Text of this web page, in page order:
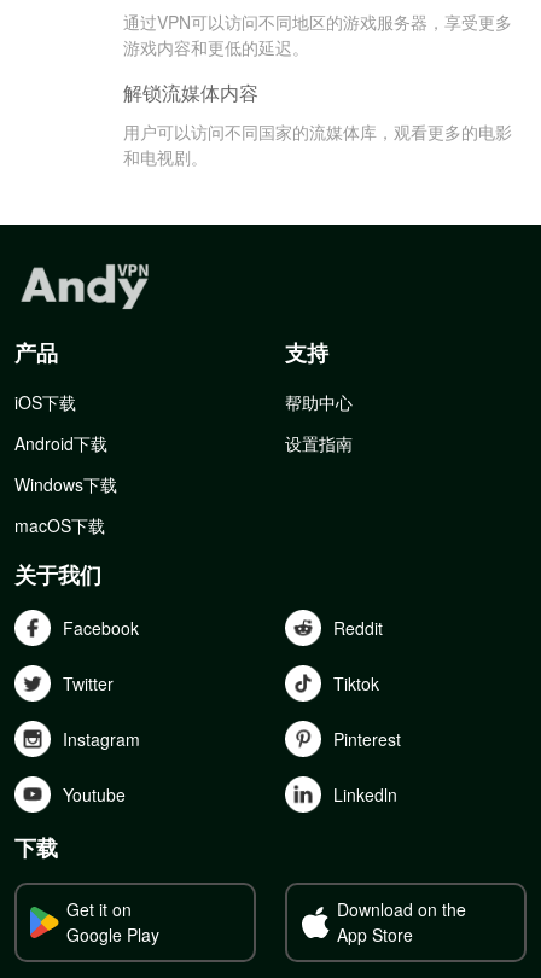
通过VPN可以访问不同地区的游戏服务器，享受更多
游戏内容和更低的延迟。
解锁流媒体内容
用户可以访问不同国家的流媒体库，观看更多的电影
和电视剧。
产品
iOS下载
Android下载
Windows下载
macOS下载
支持
帮助中心
设置指南
关于我们
Facebook Reddit
Twitter Tiktok
Instagram Pinterest
Youtube Linkedln
下载
Get it on
Google Play
Download on the
App Store